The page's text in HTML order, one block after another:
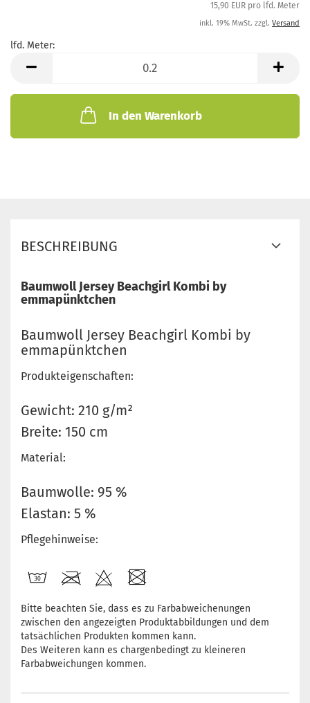
15,90 EUR pro lfd. Meter
inkl. 19% MwSt. zzgl. Versand
lfd. Meter:
Meter
In den Warenkorb
BESCHREIBUNG
Baumwoll Jersey Beachgirl Kombi by
emmapünktchen
Baumwoll Jersey Beachgirl Kombi by
emmapünktchen
Produkteigenschaften:
Gewicht: 210 g/m²
Breite: 150 cm
Material:
Baumwolle: 95 %
Elastan: 5 %
Pflegehinweise:
Bitte beachten Sie, dass es zu Farbabweichenungen
zwischen den angezeigten Produktabbildungen und dem
tatsächlichen Produkten kommen kann.
Des Weiteren kann es chargenbedingt zu kleineren
Farbabweichungen kommen.